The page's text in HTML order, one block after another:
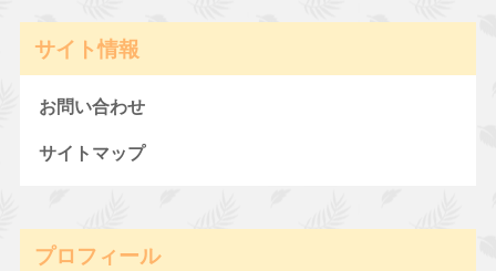
サイト情報
お問い合わせ
サイトマップ
プロフィール